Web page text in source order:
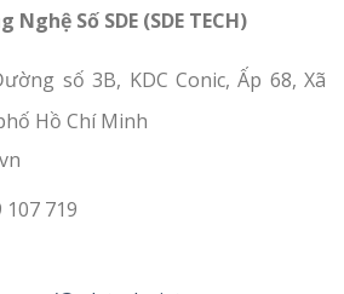
Số SDE (SDE TECH)
số 3B, KDC Conic, Ấp 68, Xã
Hồ Chí Minh
719